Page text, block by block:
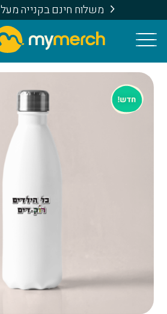
משלוח חינם בקנייה מעל 250 ש״ח